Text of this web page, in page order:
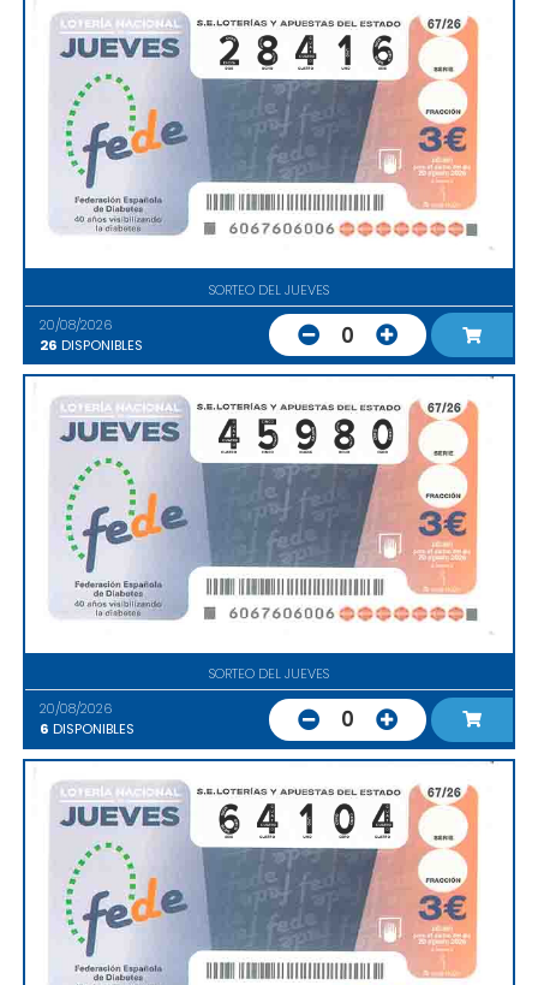
SORTEO DEL JUEVES
20/08/2026
26 DISPONIBLES 0
SORTEO DEL JUEVES
20/08/2026
6 DISPONIBLES 0